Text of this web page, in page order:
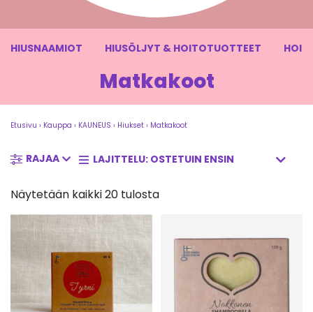
HIUSNAAMIOT HIUSÖLJYT & HOITOTUOTTEET
Matkakoot
Etusivu › Kauppa › KAUNEUS › Hiukset › Matkakoot
RAJAA
Näytetään kaikki 20 tulosta